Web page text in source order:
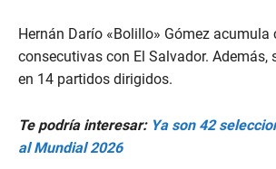
Hernán Darío «Bolillo» Gómez acumula
consecutivas con El Salvador.
en 14 partidos dirigidos.
Te podría interesar: Ya son 42
al Mundial 2026